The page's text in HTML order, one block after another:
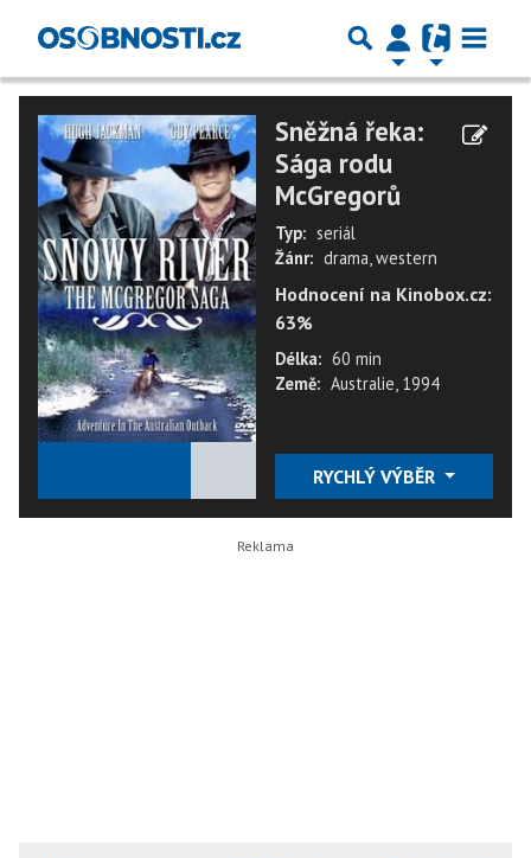
Sněžná řeka:
Sága rodu
McGregorů
Typ: seriál
Žánr: drama, western
Hodnocení na Kinobox.cz:
63%
Délka: 60 min
Země: Australie, 1994
RYCHLÝ VÝBĚR